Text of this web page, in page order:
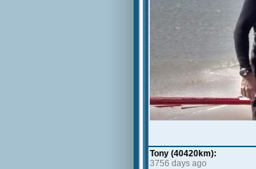
Tony (40420km):
3756 days ago